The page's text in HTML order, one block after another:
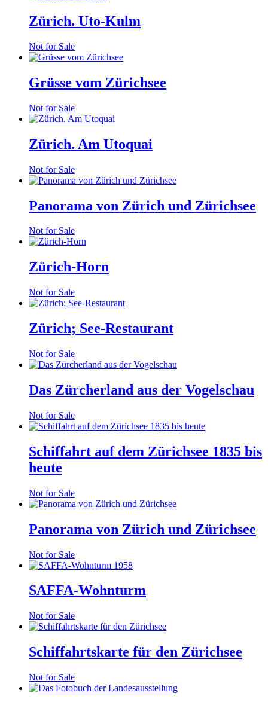
Zürich. Uto-Kulm
Not for Sale
Grüsse vom Zürichsee
Not for Sale
Zürich. Am Utoquai
Not for Sale
Panorama von Zürich und Zürichsee
Not for Sale
Zürich-Horn
Not for Sale
Zürich; See-Restaurant
Not for Sale
Das Zürcherland aus der Vogelschau
Not for Sale
Schiffahrt auf dem Zürichsee 1835 bis
heute
Not for Sale
Panorama von Zürich und Zürichsee
Not for Sale
SAFFA-Wohnturm
Not for Sale
Schiffahrtskarte für den Zürichsee
Not for Sale